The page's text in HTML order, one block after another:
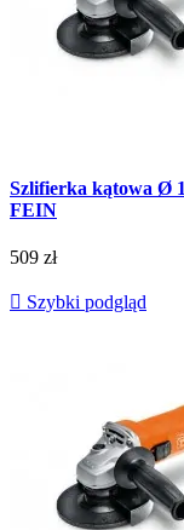
Szlifierka kątowa Ø
FEIN
509 zł
 Szybki podgląd